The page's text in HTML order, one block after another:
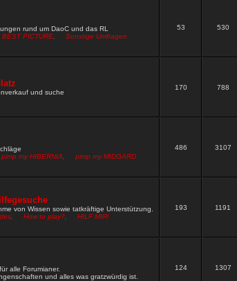
neu setzen
»
ja gut funktioniert
wie das vom zirkel
»
und müsste dich irgendwie pn mässig erreichen wegen
rund um DaoC und das RL
BEST PICTURE Sonstige Umfragen
53 530
und suche
170 788
pimp my HIBERNIA pimp my MIDGARD
486 3107
von Wissen sowie tatkräftige Unterstützung.
How to play? HILF MIR!
193 1191
alle Forumianer.
und alles was gratzwürdig ist.
124 1307